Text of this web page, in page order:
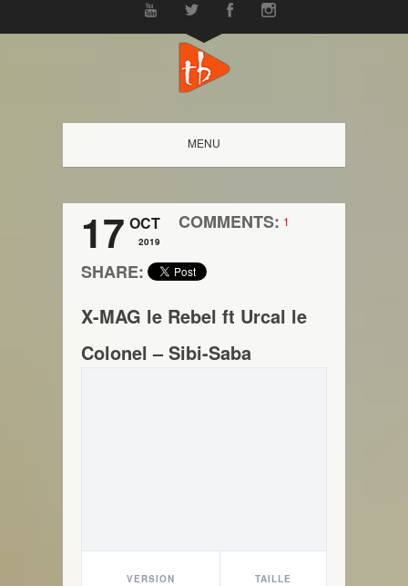
MENU
17 OCT
2019
COMMENTS: 1
SHARE:
X-MAG le Rebel ft Urcal le
Colonel – Sibi-Saba
VERSION TAILLE